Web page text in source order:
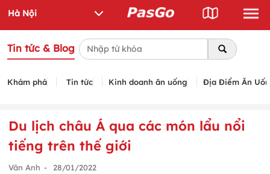
Tin tức & Blog
Khám phá Tin tức Kinh doanh ăn uống Địa Điểm Ăn
Du lịch châu Á qua các món lẩu nổi
tiếng trên thế giới
Vân Anh - 28/01/2022